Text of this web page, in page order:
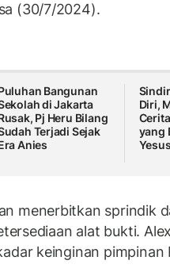
(30/7/2024).
Bangunan
di Jakarta
Pj Heru Bilang
Terjadi Sejak
Anies
Diri,
yang
Yesus
menerbitkan sprindik
alat bukti.
keinginan pimpinan